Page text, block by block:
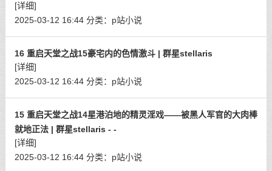
[详细]
2025-03-12 16:44 分类： p站小说
16 重启天堂之战15豪宅内的色情激斗 | 群星stellaris
[详细]
2025-03-12 16:44 分类： p站小说
15 重启天堂之战14星港泊地的精灵淫戏——被黑人军官的大肉棒
就地正法 | 群星stellaris - -
[详细]
2025-03-12 16:44 分类： p站小说